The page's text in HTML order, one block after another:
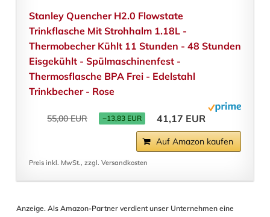
Stanley Quencher H2.0 Flowstate
Trinkflasche Mit Strohhalm 1.18L -
Thermobecher Kühlt 11 Stunden - 48 Stunden
Eisgekühlt - Spülmaschinenfest -
Thermosflasche BPA Frei - Edelstahl
Trinkbecher - Rose
55,00 EUR −13,83 EUR 41,17 EUR
Auf Amazon kaufen
Preis inkl. MwSt., zzgl. Versandkosten
Anzeige. Als Amazon-Partner verdient unser Unternehmen eine